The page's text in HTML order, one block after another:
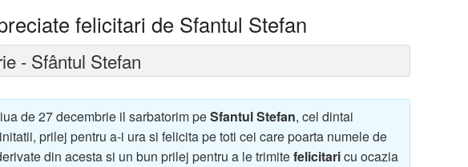
felicitari de Sfantul Stefan
- Sfântul Stefan
de 27 decembrie il sarbatorim peSfantul Stefan, cel dintai
prilej pentru a-i ura si felicita pe toti cei care poarta numele de
din acesta si un bun prilej pentru a le trimitefelicitaricu ocazia